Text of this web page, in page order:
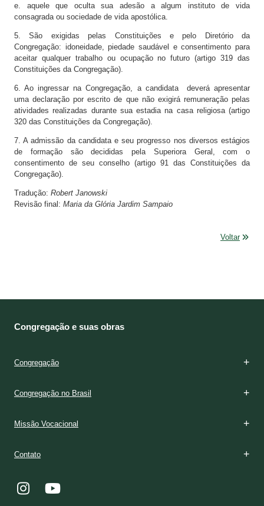
e. aquele que oculta sua adesão a algum instituto de vida
consagrada ou sociedade de vida apostólica.
5. São exigidas pelas Constituições e pelo Diretório da
Congregação: idoneidade, piedade saudável e consentimento para
aceitar qualquer trabalho ou ocupação no futuro (artigo 319 das
Constituições da Congregação).
6. Ao ingressar na Congregação, a candidata deverá apresentar
uma declaração por escrito de que não exigirá remuneração pelas
atividades realizadas durante sua estadia na casa religiosa (artigo
320 das Constituições da Congregação).
7. A admissão da candidata e seu progresso nos diversos estágios
de formação são decididas pela Superiora Geral, com o
consentimento de seu conselho (artigo 91 das Constituições da
Congregação).
Tradução: Robert Janowski
Revisão final: Maria da Glória Jardim Sampaio
Voltar
Congregação e suas obras
Congregação
Congregação no Brasil
Missão Vocacional
Contato